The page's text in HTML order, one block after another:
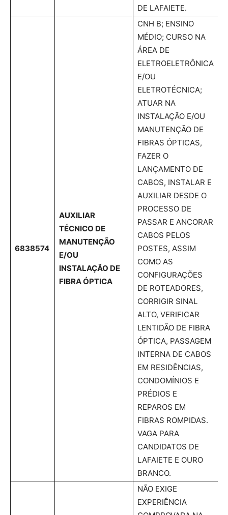
DE LAFAIETE.
6838574
AUXILIAR
TÉCNICO DE
MANUTENÇÃO
E/OU
INSTALAÇÃO DE
FIBRA ÓPTICA
CNH B; ENSINO
MÉDIO; CURSO NA
ÁREA DE
ELETROELETRÔNICA
E/OU
ELETROTÉCNICA;
ATUAR NA
INSTALAÇÃO E/OU
MANUTENÇÃO DE
FIBRAS ÓPTICAS,
FAZER O
LANÇAMENTO DE
CABOS, INSTALAR E
AUXILIAR DESDE O
PROCESSO DE
PASSAR E ANCORAR
CABOS PELOS
POSTES, ASSIM
COMO AS
CONFIGURAÇÕES
DE ROTEADORES,
CORRIGIR SINAL
ALTO, VERIFICAR
LENTIDÃO DE FIBRA
ÓPTICA, PASSAGEM
INTERNA DE CABOS
EM RESIDÊNCIAS,
CONDOMÍNIOS E
PRÉDIOS E
REPAROS EM
FIBRAS ROMPIDAS.
VAGA PARA
CANDIDATOS DE
LAFAIETE E OURO
BRANCO.
NÃO EXIGE
EXPERIÊNCIA